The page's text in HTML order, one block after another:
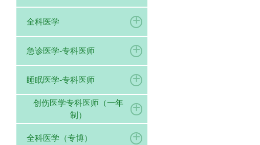
全科医学 +
急诊医学-专科医师 +
睡眠医学-专科医师 +
创伤医学专科医师（一年
制）
+
全科医学（专博） +